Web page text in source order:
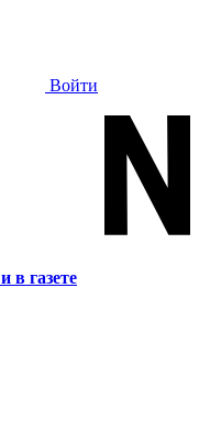
Войти
и в газете